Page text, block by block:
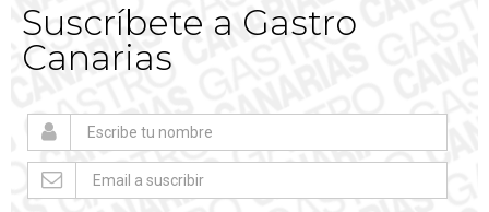
Suscríbete a Gastro
Canarias